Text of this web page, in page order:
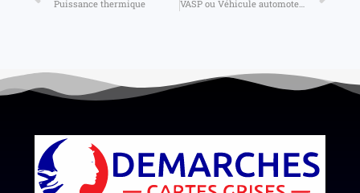
Puissance thermique